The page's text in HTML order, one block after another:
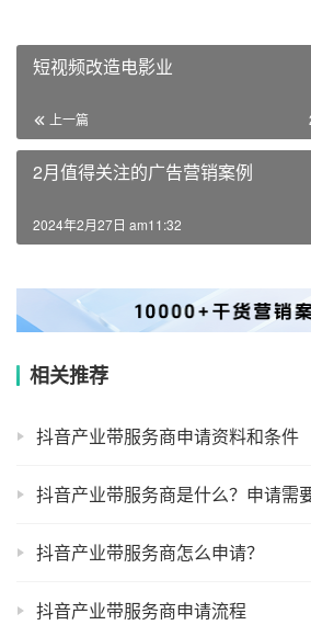
短视频改造电影业
上一篇
2月值得关注的广告营销案例
2024年2月27日 am11:32
相关推荐
抖音产业带服务商申请资料和条件
抖音产业带服务商是什么？申请需
抖音产业带服务商怎么申请？
抖音产业带服务商申请流程